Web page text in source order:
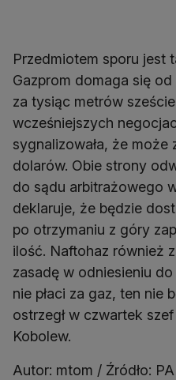
Przedmiotem sporu jest
Gazprom domaga się
za tysiąc metrów
wcześniejszych
sygnalizowała, że może
dolarów. Obie strony
do sądu arbitrażowego
deklaruje, że będzie
po otrzymaniu z góry
ilość. Naftohaz również
zasadę w odniesieniu
nie płaci za gaz, ten nie
ostrzegł w czwartek
Kobolew.
Autor: mtom / Źródło: